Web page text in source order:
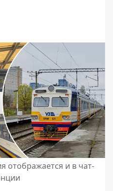
отображается и в чат-